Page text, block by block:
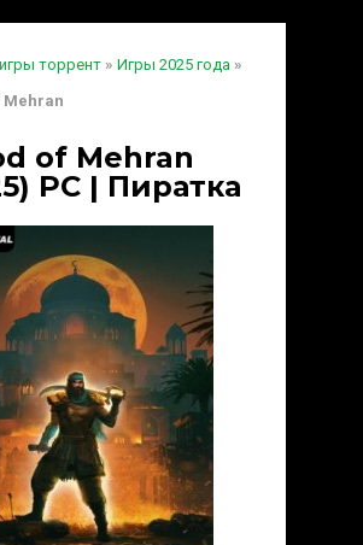
торрент » Игры 2025 года »
Mehran
of Mehran
PC | Пиратка